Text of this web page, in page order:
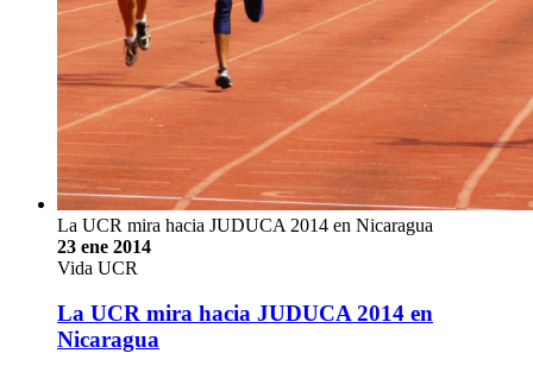
La UCR mira hacia JUDUCA 2014 en Nicaragua
23 ene 2014
Vida UCR
La UCR mira hacia JUDUCA 2014 en
Nicaragua